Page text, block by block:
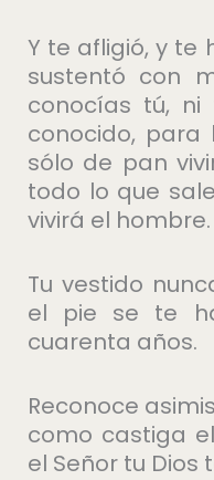
Y te afligió, y te
sustentó con
conocías tú,
conocido,
sólo de pan
todo lo que
vivirá el hombre.
Tu vestido
el pie se te
cuarenta años.
Reconoce
como castiga
el Señor tu Dios